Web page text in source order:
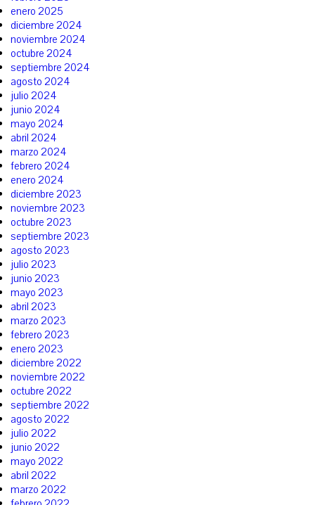
enero 2025
diciembre 2024
noviembre 2024
octubre 2024
septiembre 2024
agosto 2024
julio 2024
junio 2024
mayo 2024
abril 2024
marzo 2024
febrero 2024
enero 2024
diciembre 2023
noviembre 2023
octubre 2023
septiembre 2023
agosto 2023
julio 2023
junio 2023
mayo 2023
abril 2023
marzo 2023
febrero 2023
enero 2023
diciembre 2022
noviembre 2022
octubre 2022
septiembre 2022
agosto 2022
julio 2022
junio 2022
mayo 2022
abril 2022
marzo 2022